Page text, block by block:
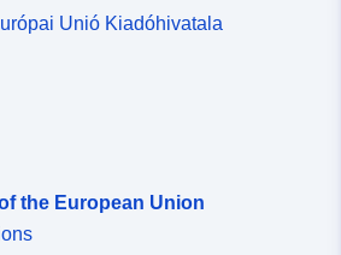
Unió Kiadóhivatala
the European Union